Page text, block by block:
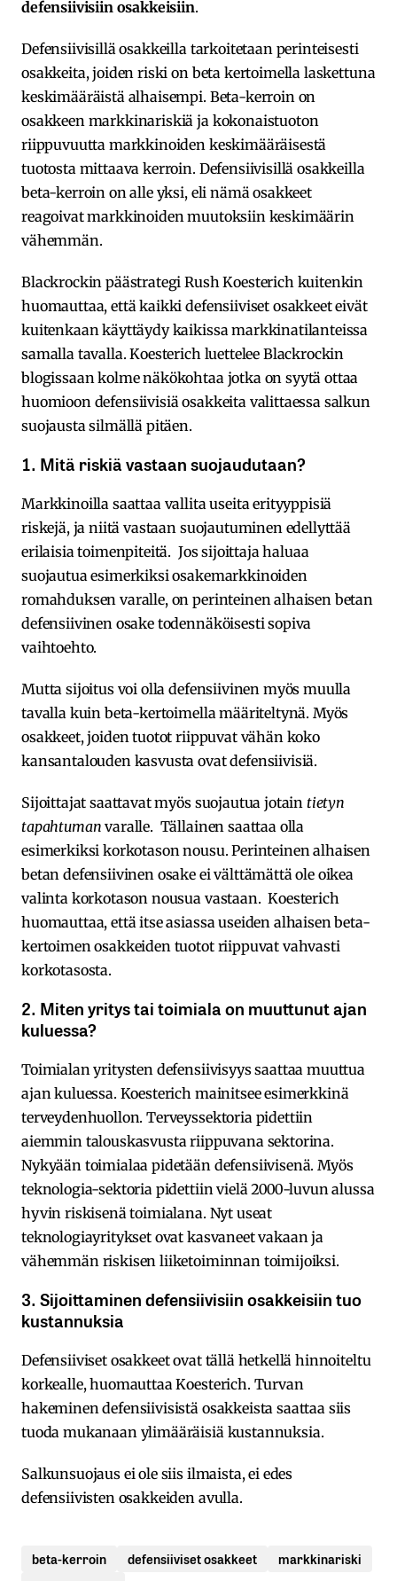
defensiivisiin osakkeisiin.
Defensiivisillä osakkeilla tarkoitetaan perinteisesti
osakkeita, joiden riski on beta kertoimella laskettuna
keskimääräistä alhaisempi. Beta-kerroin on
osakkeen markkinariskiä ja kokonaistuoton
riippuvuutta markkinoiden keskimääräisestä
tuotosta mittaava kerroin. Defensiivisillä osakkeilla
beta-kerroin on alle yksi, eli nämä osakkeet
reagoivat markkinoiden muutoksiin keskimäärin
vähemmän.
Blackrockin päästrategi Rush Koesterich kuitenkin
huomauttaa, että kaikki defensiiviset osakkeet eivät
kuitenkaan käyttäydy kaikissa markkinatilanteissa
samalla tavalla. Koesterich luettelee Blackrockin
blogissaan kolme näkökohtaa jotka on syytä ottaa
huomioon defensiivisiä osakkeita valittaessa salkun
suojausta silmällä pitäen.
1. Mitä riskiä vastaan suojaudutaan?
Markkinoilla saattaa vallita useita erityyppisiä
riskejä, ja niitä vastaan suojautuminen edellyttää
erilaisia toimenpiteitä. Jos sijoittaja haluaa
suojautua esimerkiksi osakemarkkinoiden
romahduksen varalle, on perinteinen alhaisen betan
defensiivinen osake todennäköisesti sopiva
vaihtoehto.
Mutta sijoitus voi olla defensiivinen myös muulla
tavalla kuin beta-kertoimella määriteltynä. Myös
osakkeet, joiden tuotot riippuvat vähän koko
kansantalouden kasvusta ovat defensiivisiä.
Sijoittajat saattavat myös suojautua jotain tietyn
tapahtuman varalle. Tällainen saattaa olla
esimerkiksi korkotason nousu. Perinteinen alhaisen
betan defensiivinen osake ei välttämättä ole oikea
valinta korkotason nousua vastaan. Koesterich
huomauttaa, että itse asiassa useiden alhaisen beta-
kertoimen osakkeiden tuotot riippuvat vahvasti
korkotasosta.
2. Miten yritys tai toimiala on muuttunut ajan
kuluessa?
Toimialan yritysten defensiivisyys saattaa muuttua
ajan kuluessa. Koesterich mainitsee esimerkkinä
terveydenhuollon. Terveyssektoria pidettiin
aiemmin talouskasvusta riippuvana sektorina.
Nykyään toimialaa pidetään defensiivisenä. Myös
teknologia-sektoria pidettiin vielä 2000-luvun alussa
hyvin riskisenä toimialana. Nyt useat
teknologiayritykset ovat kasvaneet vakaan ja
vähemmän riskisen liiketoiminnan toimijoiksi.
3. Sijoittaminen defensiivisiin osakkeisiin tuo
kustannuksia
Defensiiviset osakkeet ovat tällä hetkellä hinnoiteltu
korkealle, huomauttaa Koesterich. Turvan
hakeminen defensiivisistä osakkeista saattaa siis
tuoda mukanaan ylimääräisiä kustannuksia.
Salkunsuojaus ei ole siis ilmaista, ei edes
defensiivisten osakkeiden avulla.
beta-kerroin defensiiviset osakkeet
markkinariski